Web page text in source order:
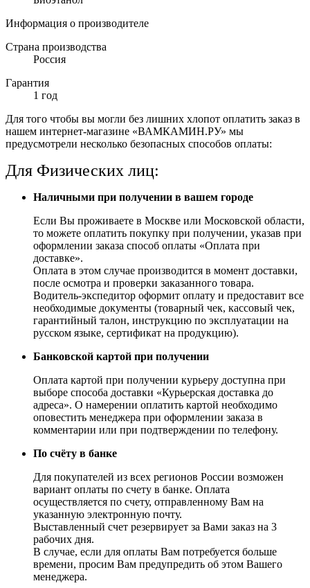
Информация о производителе
Страна производства
Россия
Гарантия
1 год
Для того чтобы вы могли без лишних хлопот оплатить заказ в
нашем интернет-магазине «ВАМКАМИН.РУ» мы
предусмотрели несколько безопасных способов оплаты:
Для Физических лиц:
Наличными при получении в вашем городе
Если Вы проживаете в Москве или Московской области,
то можете оплатить покупку при получении, указав при
оформлении заказа способ оплаты «Оплата при
доставке».
Оплата в этом случае производится в момент доставки,
после осмотра и проверки заказанного товара.
Водитель-экспедитор оформит оплату и предоставит все
необходимые документы (товарный чек, кассовый чек,
гарантийный талон, инструкцию по эксплуатации на
русском языке, сертификат на продукцию).
Банковской картой при получении
Оплата картой при получении курьеру доступна при
выборе способа доставки «Курьерская доставка до
адреса». О намерении оплатить картой необходимо
оповестить менеджера при оформлении заказа в
комментарии или при подтверждении по телефону.
По счёту в банке
Для покупателей из всех регионов России возможен
вариант оплаты по счету в банке. Оплата
осуществляется по счету, отправленному Вам на
указанную электронную почту.
Выставленный счет резервирует за Вами заказ на 3
рабочих дня.
В случае, если для оплаты Вам потребуется больше
времени, просим Вам предупредить об этом Вашего
менеджера.